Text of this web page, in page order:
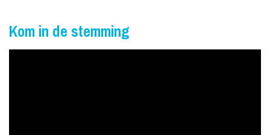
You've got ONE SHOT, so make it your BEST SHOT!
Kom in de stemming